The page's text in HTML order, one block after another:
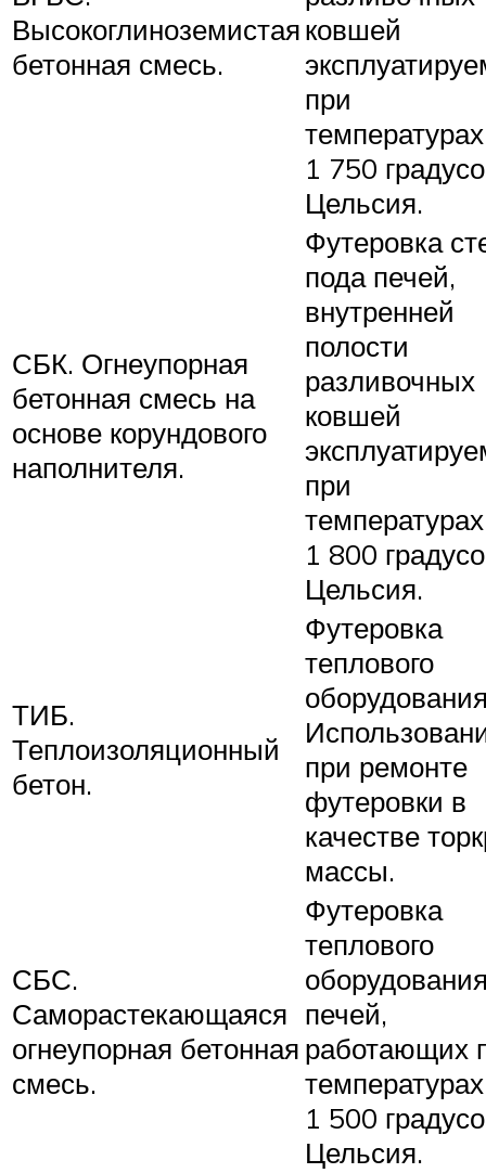
Высокоглиноземистая
бетонная смесь.
ковшей
при
1 750
Цельсия.
СБК. Огнеупорная
бетонная смесь на
основе корундового
наполнителя.
Футеровка
пода печей,
внутренней
полости
разливочных
ковшей
при
1 800
Цельсия.
ТИБ.
Теплоизоляционный
бетон.
Футеровка
теплового
при ремонте
футеровки в
качестве
массы.
СБС.
Саморастекающаяся
огнеупорная бетонная
смесь.
Футеровка
теплового
печей,
работающих
1 500
Цельсия.